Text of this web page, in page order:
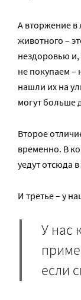
А вторжение в
животного –
нездоровью
не покупаем
нашли их на
могут больше
Второе
временно. В
уедут отсюда
И третье – у
У нас
если